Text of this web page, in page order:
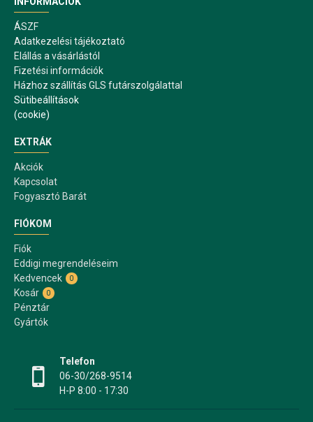
ÁSZF
Adatkezelési tájékoztató
Elállás a vásárlástól
Fizetési információk
Házhoz szállítás GLS futárszolgálattal
Sütibeállítások
(cookie)
EXTRÁK
Akciók
Kapcsolat
Fogyasztó Barát
FIÓKOM
Fiók
Eddigi megrendeléseim
Kedvencek
0
Kosár 0
Pénztár
Gyártók
Telefon
06-30/268-9514
H-P 8:00 - 17:30